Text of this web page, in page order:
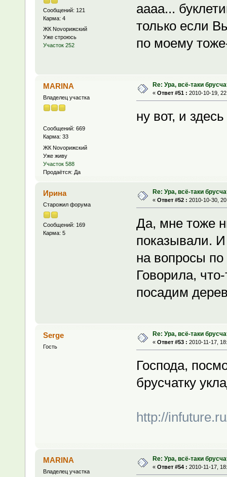
Сообщений: 121
Карма: 4
ЖК Novoрижский
Уже строюсь
Участок 252
аааа...
только если
по моему
MARINA
Владелец участка
Сообщений: 669
Карма: 33
ЖК Novoрижский
Уже живу
Участок 588
Продаётся: Да
Re: Ура, всё-таки
« Ответ #51 : 2010-10-19,
ну вот, и
Ирина
Старожил форума
Сообщений: 169
Карма: 5
Re: Ура, всё-таки
« Ответ #52 : 2010-10-30,
Да, мне тоже
показывали.
на вопросы по
Говорила,
посадим
Serge
Гость
Re: Ура, всё-таки
« Ответ #53 : 2010-11-17,
Господа,
брусчатку
http://
MARINA
Владелец участка
Re: Ура, всё-таки
« Ответ #54 : 2010-11-17,